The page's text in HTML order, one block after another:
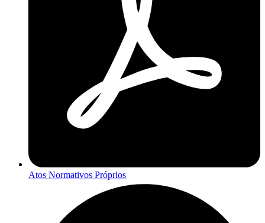
Atos Normativos Próprios